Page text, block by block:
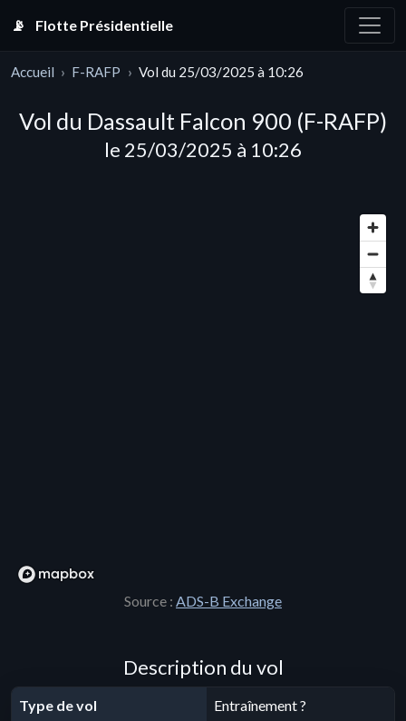
📡 Flotte Présidentielle
Accueil F-RAFP Vol du 25/03/2025 à 10:26
Vol du Dassault Falcon 900 (F-RAFP)
le 25/03/2025 à 10:26
Source : ADS-B Exchange
Description du vol
Type de vol Entraînement ?